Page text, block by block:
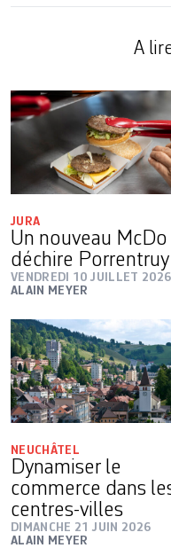
A
JURA
Un nouveau McDo
déchire Porrentruy
VENDREDI 10 JUILLET 2026
ALAIN MEYER
NEUCHÂTEL
Dynamiser le
commerce dans
centres-villes
DIMANCHE 21 JUIN 2026
ALAIN MEYER